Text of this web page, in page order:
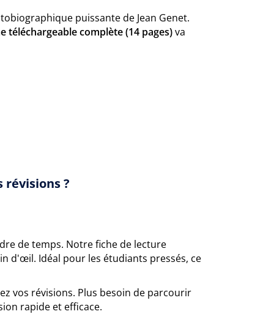
puissante de Jean Genet.
téléchargeable complète (14 pages)va
révisions ?
de temps. Notre fiche de lecture
d'œil. Idéal pour les étudiants pressés, ce
vos révisions. Plus besoin de parcourir
rapide et efficace.